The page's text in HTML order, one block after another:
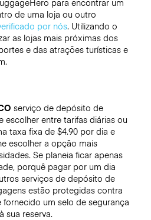
para encontrar um
de uma loja ou outro
por nós. Utilizando o
as lojas mais próximas dos
e das atrações turísticas e
serviço de depósito de
escolher entre tarifas diárias ou
taxa fixa de $4.90 por dia e
escolher a opção mais
Se planeia ficar apenas
porquê pagar por um dia
serviços de depósito de
estão protegidas contra
um selo de segurança
sua reserva.